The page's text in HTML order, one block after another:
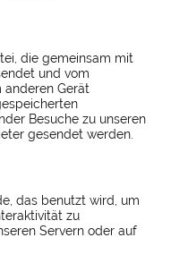
die gemeinsam mit
und vom
Gerät
Besuche zu unseren
gesendet werden.
das benutzt wird, um
zu
Servern oder auf